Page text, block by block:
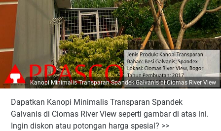
Kanopi Minimalis Transparan Spandek Galvanis di Ciomas River View
Dapatkan Kanopi Minimalis Transparan Spandek
Galvanis di Ciomas River View seperti gambar di atas ini.
Ingin diskon atau potongan harga spesial? >>